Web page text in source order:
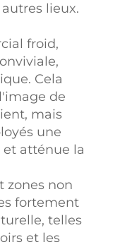
lieux.
froid,
Cela
de
mais
une
atténue la
zones non
fortement
telles
et les